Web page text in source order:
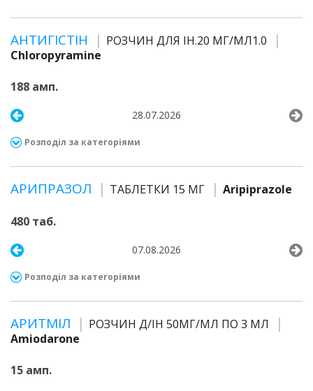
АНТИГІСТІН
РОЗЧИН ДЛЯ ІН.20 МГ/МЛ1.0
Chloropyramine
188 амп.
28.07.2026
Розподіл за категоріями
АРИПРАЗОЛ ТАБЛЕТКИ 15 МГ Aripiprazole
480 таб.
07.08.2026
Розподіл за категоріями
АРИТМІЛ
РОЗЧИН Д/ІН 50МГ/МЛ ПО 3 МЛ
Amiodarone
15 амп.